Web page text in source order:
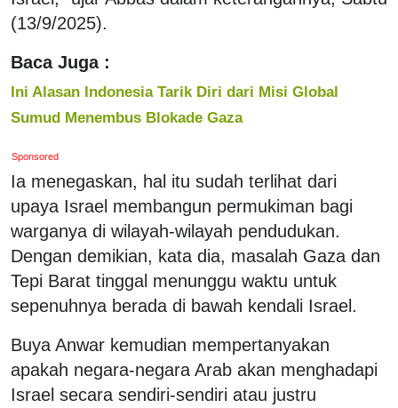
(13/9/2025).
Baca Juga :
Ini Alasan Indonesia Tarik Diri dari Misi Global
Sumud Menembus Blokade Gaza
Sponsored
Ia menegaskan, hal itu sudah terlihat dari
upaya Israel membangun permukiman bagi
warganya di wilayah-wilayah pendudukan.
Dengan demikian, kata dia, masalah Gaza dan
Tepi Barat tinggal menunggu waktu untuk
sepenuhnya berada di bawah kendali Israel.
Buya Anwar kemudian mempertanyakan
apakah negara-negara Arab akan menghadapi
Israel secara sendiri-sendiri atau justru